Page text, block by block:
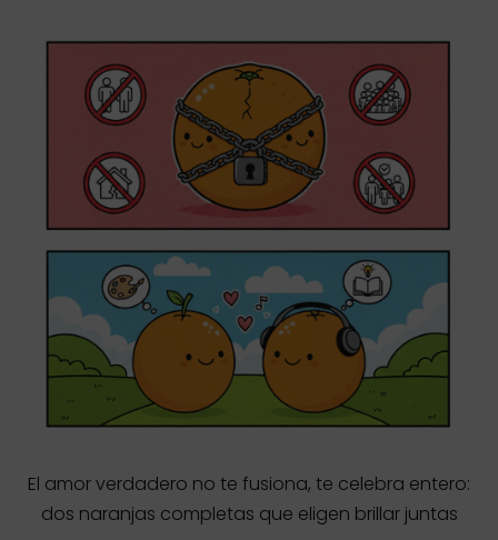
El amor verdadero no te fusiona, te celebra entero:
dos naranjas completas que eligen brillar juntas